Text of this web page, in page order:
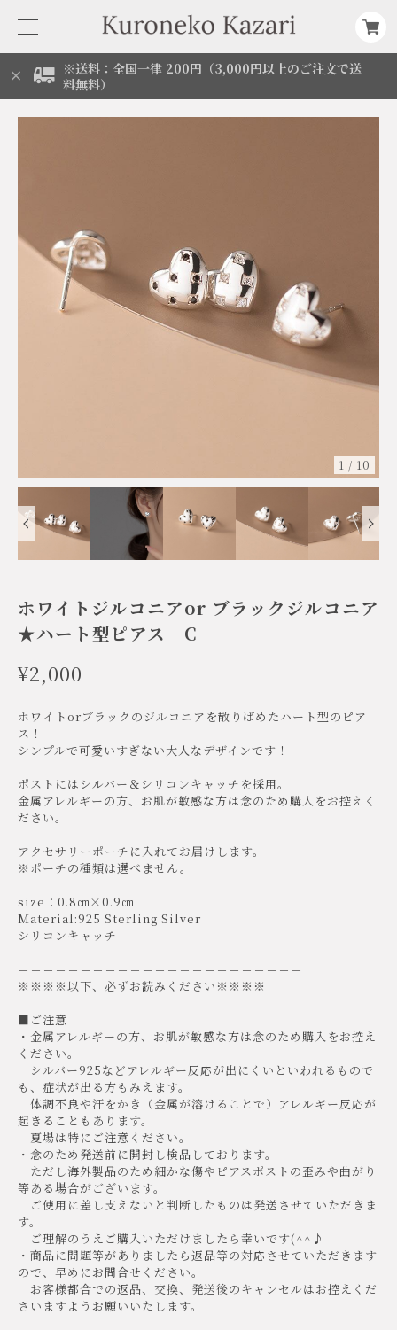
※送料：全国一律 200円（3,000円以上のご注文で送
料無料）
1 / 10
ホワイトジルコニアor ブラックジルコニア
★ハート型ピアス C
¥2,000
ホワイトorブラックのジルコニアを散りばめたハート型のピア
ス！
シンプルで可愛いすぎない大人なデザインです！
ポストにはシルバー＆シリコンキャッチを採用。
金属アレルギーの方、お肌が敏感な方は念のため購入をお控えく
ださい。
アクセサリーポーチに入れてお届けします。
※ポーチの種類は選べません。
size：0.8㎝×0.9㎝
Material:925 Sterling Silver
シリコンキャッチ
＝＝＝＝＝＝＝＝＝＝＝＝＝＝＝＝＝＝＝＝＝＝＝
※※※※以下、必ずお読みください※※※※
■ご注意
・金属アレルギーの方、お肌が敏感な方は念のため購入をお控え
ください。
シルバー925などアレルギー反応が出にくいといわれるもので
も、症状が出る方もみえます。
体調不良や汗をかき（金属が溶けることで）アレルギー反応が
起きることもあります。
夏場は特にご注意ください。
・念のため発送前に開封し検品しております。
ただし海外製品のため細かな傷やピアスポストの歪みや曲がり
等ある場合がございます。
ご使用に差し支えないと判断したものは発送させていただきま
す。
ご理解のうえご購入いただけましたら幸いです(^^♪
・商品に問題等がありましたら返品等の対応させていただきます
ので、早めにお問合せください。
お客様都合での返品、交換、発送後のキャンセルはお控えくだ
さいますようお願いいたします。